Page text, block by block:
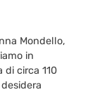
Mondello,
in
circa 110